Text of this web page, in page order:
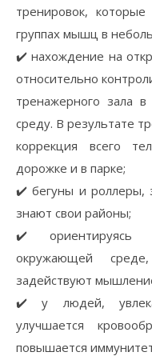
тренировок,
группах мышц в
✔️ нахождение на
относительно
тренажерного зала
среду. В результате
коррекция всего
дорожке и в парке;
✔️ бегуны и роллеры,
знают свои районы;
✔️ ориентируясь
окружающей
задействуют
✔️ у людей,
улучшается
повышается